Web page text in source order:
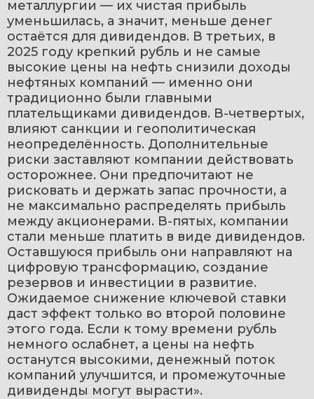
металлургии — их чистая прибыль
уменьшилась, а значит, меньше денег
остаётся для дивидендов. В третьих, в
2025 году крепкий рубль и не самые
высокие цены на нефть снизили доходы
нефтяных компаний — именно они
традиционно были главными
плательщиками дивидендов. В-четвертых,
влияют санкции и геополитическая
неопределённость. Дополнительные
риски заставляют компании действовать
осторожнее. Они предпочитают не
рисковать и держать запас прочности, а
не максимально распределять прибыль
между акционерами. В-пятых, компании
стали меньше платить в виде дивидендов.
Оставшуюся прибыль они направляют на
цифровую трансформацию, создание
резервов и инвестиции в развитие.
Ожидаемое снижение ключевой ставки
даст эффект только во второй половине
этого года. Если к тому времени рубль
немного ослабнет, а цены на нефть
останутся высокими, денежный поток
компаний улучшится, и промежуточные
дивиденды могут вырасти».